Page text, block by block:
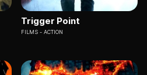
Trigger Point
FILMS ACTION